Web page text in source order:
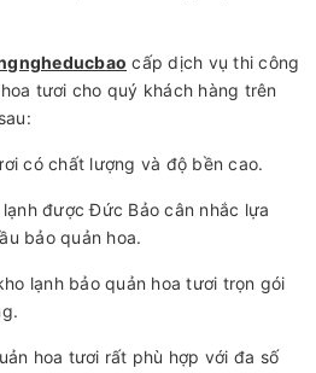
cấp dịch vụ thi công
tươi cho quý khách hàng trên
có chất lượng và độ bền cao.
được Đức Bảo cân nhắc lựa
bảo quản hoa.
lạnh bảo quản hoa tươi trọn gói
hoa tươi rất phù hợp với đa số